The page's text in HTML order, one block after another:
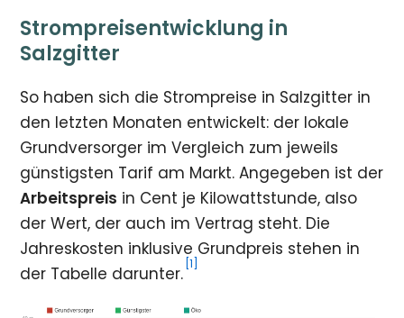
Strompreisentwicklung in
Salzgitter
So haben sich die Strompreise in Salzgitter in
den letzten Monaten entwickelt: der lokale
Grundversorger im Vergleich zum jeweils
günstigsten Tarif am Markt. Angegeben ist der
Arbeitspreis in Cent je Kilowattstunde, also
der Wert, der auch im Vertrag steht. Die
Jahreskosten inklusive Grundpreis stehen in
der Tabelle darunter. [1]